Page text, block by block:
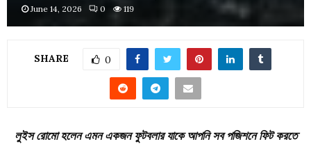
June 14, 2026 0 119
SHARE 0
লুইস রোমো হলেন এমন একজন ফুটবলার যাকে আপনি সব পজিশনে ফিট করতে